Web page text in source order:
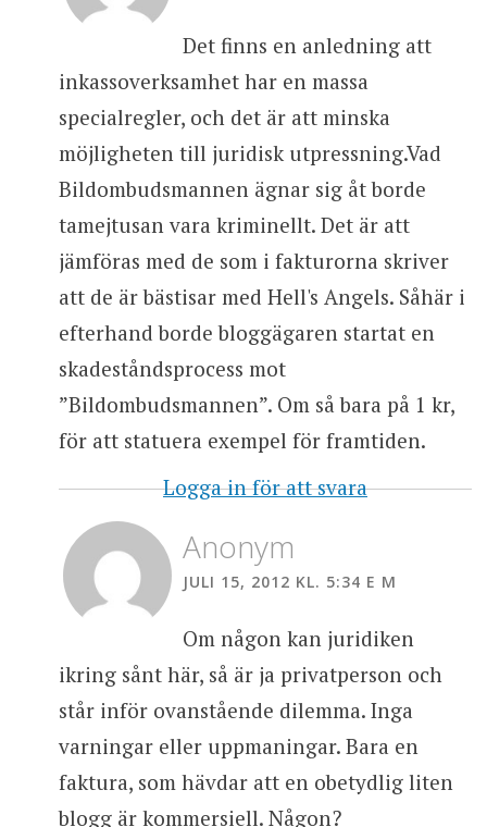
Det finns en anledning att
inkassoverksamhet har en massa
specialregler, och det är att minska
möjligheten till juridisk utpressning.Vad
Bildombudsmannen ägnar sig åt borde
tamejtusan vara kriminellt. Det är att
jämföras med de som i fakturorna skriver
att de är bästisar med Hell's Angels. Såhär i
efterhand borde bloggägaren startat en
skadeståndsprocess mot
”Bildombudsmannen”. Om så bara på 1 kr,
för att statuera exempel för framtiden.
Logga in för att svara
Anonym
JULI 15, 2012 KL. 5:34 E M
Om någon kan juridiken
ikring sånt här, så är ja privatperson och
står inför ovanstående dilemma. Inga
varningar eller uppmaningar. Bara en
faktura, som hävdar att en obetydlig liten
blogg är kommersiell. Någon?